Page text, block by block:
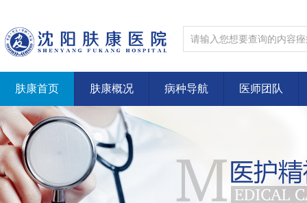
肤康首页 肤康概况 病种导航 医师团队